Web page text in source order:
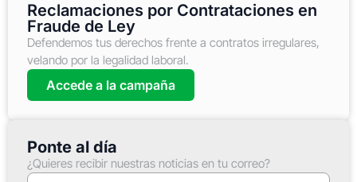
Reclamaciones por Contrataciones en
Fraude de Ley
Defendemos tus derechos frente a contratos irregulares,
velando por la legalidad laboral.
Accede a la campaña
Ponte al día
¿Quieres recibir nuestras noticias en tu correo?